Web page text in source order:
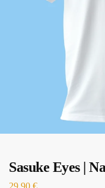
Sasuke Eyes |
29,90 €